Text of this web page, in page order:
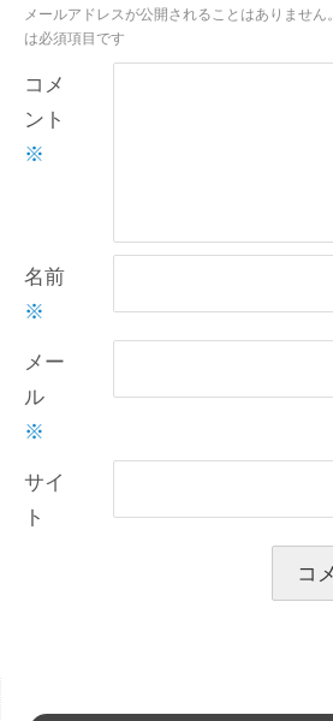
メールアドレスが公開されることはありません。
は必須項目です
コメ
ント
※
名前
※
メー
ル
※
サイ
ト